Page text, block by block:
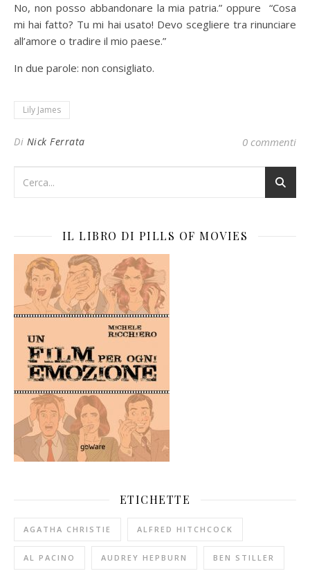
No, non posso abbandonare la mia patria.” oppure “Cosa
mi hai fatto? Tu mi hai usato! Devo scegliere tra rinunciare
all’amore o tradire il mio paese.”
In due parole: non consigliato.
Lily James
Di Nick Ferrata 0 commenti
IL LIBRO DI PILLS OF MOVIES
ETICHETTE
AGATHA CHRISTIE ALFRED HITCHCOCK
AL PACINO AUDREY HEPBURN BEN STILLER